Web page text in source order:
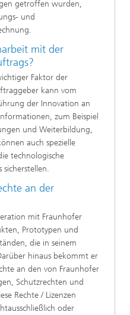
getroffen wurden,
und
mit der
Faktor der
kann vom
der Innovation an
zum Beispiel
und Weiterbildung,
auch spezielle
technologische
an der
mit Fraunhofer
Prototypen und
die in seinem
hinaus bekommt er
an den von Fraunhofer
Schutzrechten und
Rechte / Lizenzen
oder